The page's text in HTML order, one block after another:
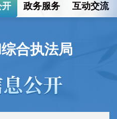
开 政务服务 互动交流
合执法局